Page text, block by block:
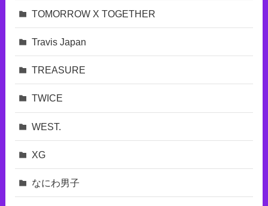
TOMORROW X TOGETHER
Travis Japan
TREASURE
TWICE
WEST.
XG
なにわ男子